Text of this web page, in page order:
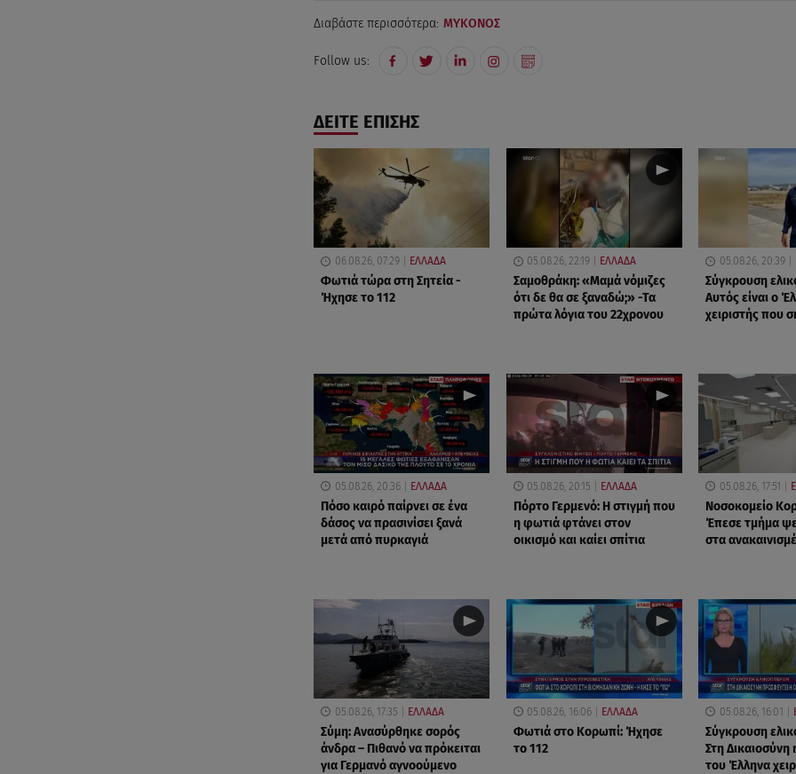
Διαβάστε περισσότερα: ΜΥΚΟΝΟΣ
Follow us:
ΔΕΙΤΕ ΕΠΙΣΗΣ
06.08.26, 07:29 ΕΛΛΑΔΑ
Φωτιά τώρα στη Σητεία -
Ήχησε το 112
05.08.26, 22:19 ΕΛΛΑΔΑ
Σαμοθράκη: «Μαμά νόμιζες
ότι δε θα σε ξαναδώ;» -Τα
πρώτα λόγια του 22χρονου
05.08.26, 20:39
Σύγκρουση
Αυτός είναι ο
χειριστής που
05.08.26, 20:36 ΕΛΛΑΔΑ
Πόσο καιρό παίρνει σε ένα
δάσος να πρασινίσει ξανά
μετά από πυρκαγιά
05.08.26, 20:15 ΕΛΛΑΔΑ
Πόρτο Γερμενό: Η στιγμή που
η φωτιά φτάνει στον
οικισμό και καίει σπίτια
05.08.26, 17:51
Νοσοκομείο
Έπεσε τμήμα
στα
05.08.26, 17:35 ΕΛΛΑΔΑ
Σύμη: Ανασύρθηκε σορός
άνδρα – Πιθανό να πρόκειται
για Γερμανό αγνοούμενο
05.08.26, 16:06 ΕΛΛΑΔΑ
Φωτιά στο Κορωπί: Ήχησε
το 112
05.08.26, 16:01
Σύγκρουση
Στη Δικαιοσύνη
του Έλληνα